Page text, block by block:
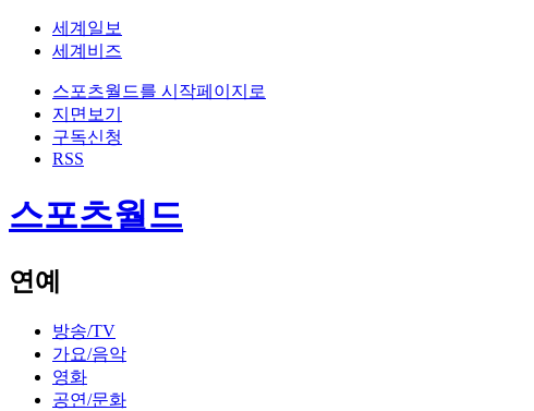
세계일보
세계비즈
스포츠월드를 시작페이지로
지면보기
구독신청
RSS
스포츠월드
연예
방송/TV
가요/음악
영화
공연/문화